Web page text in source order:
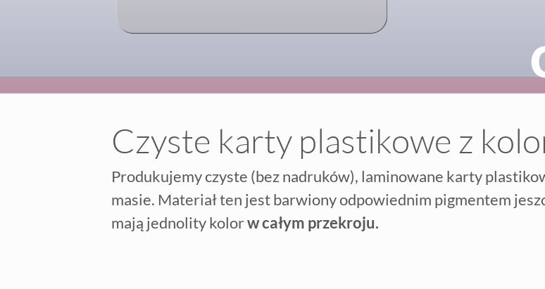
Czyste karty plastikowe z
Produkujemy czyste (bez nadruków), laminowane karty
masie. Materiał ten jest barwiony odpowiednim pigmentem
mają jednolity kolorw całym przekroju.